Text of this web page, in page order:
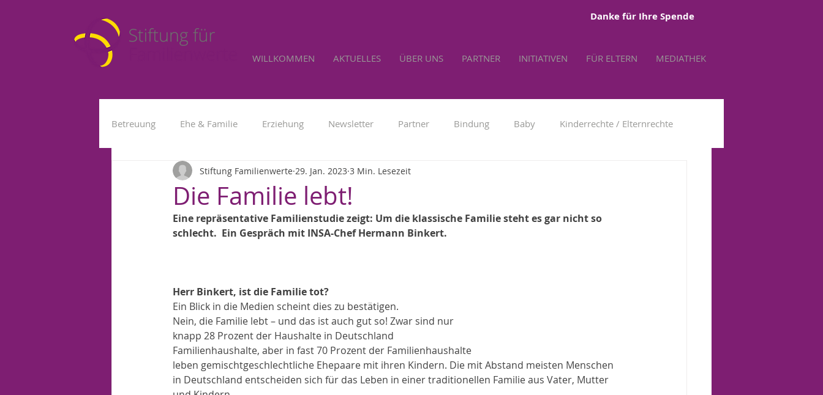
Danke für Ihre Spende
WILLKOMMEN AKTUELLES ÜBER UNS PARTNER INITIATIVEN FÜR ELTERN MEDIATHEK
Betreuung Ehe & Familie Erziehung Newsletter Partner Bindung Baby Kinderrechte / Elternrechte
Kleinkind Fremdbetreuung Familienpolitik Werbung
Die Familie lebt!
Stiftung Familienwerte 29. Jan. 2023 3 Min. Lesezeit
Eine repräsentative Familienstudie zeigt: Um die klassische Familie steht es gar nicht so
schlecht.  Ein Gespräch mit INSA-Chef Hermann Binkert.
Herr Binkert, ist die Familie tot?
Ein Blick in die Medien scheint dies zu bestätigen.
Nein, die Familie lebt – und das ist auch gut so! Zwar sind nur
knapp 28 Prozent der Haushalte in Deutschland
Familienhaushalte, aber in fast 70 Prozent der Familienhaushalte
leben gemischtgeschlechtliche Ehepaare mit ihren Kindern. Die mit Abstand meisten Menschen
in Deutschland entscheiden sich für das Leben in einer traditionellen Familie aus Vater, Mutter